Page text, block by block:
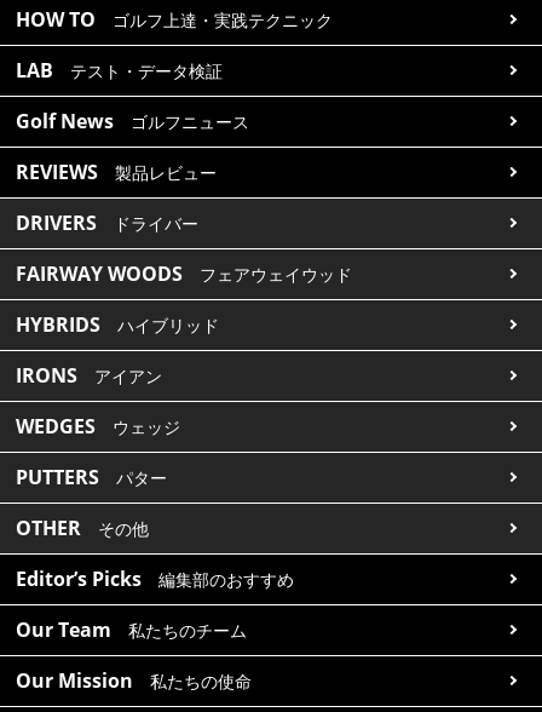
HOW TO ゴルフ上達・実践テクニック
LAB テスト・データ検証
Golf News ゴルフニュース
REVIEWS 製品レビュー
DRIVERS ドライバー
FAIRWAY WOODS フェアウェイウッド
HYBRIDS ハイブリッド
IRONS アイアン
WEDGES ウェッジ
PUTTERS パター
OTHER その他
Editor’s Picks 編集部のおすすめ
Our Team 私たちのチーム
Our Mission 私たちの使命